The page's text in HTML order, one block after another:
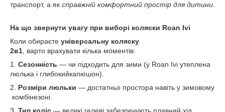
транспорт, а як справжній комфортний простір для дитини
На що звернути увагу при виборі коляски Roan Ivi
Коли обираєте універсальну коляску
2в1 , варто врахувати кілька моментів:
1. Сезонність — чи підходить для зими (у Roan Ivi утеплена
люлька і глибокийкапюшон).
2. Розміри люльки — достатньо простора навіть у зимовому
комбінезоні.